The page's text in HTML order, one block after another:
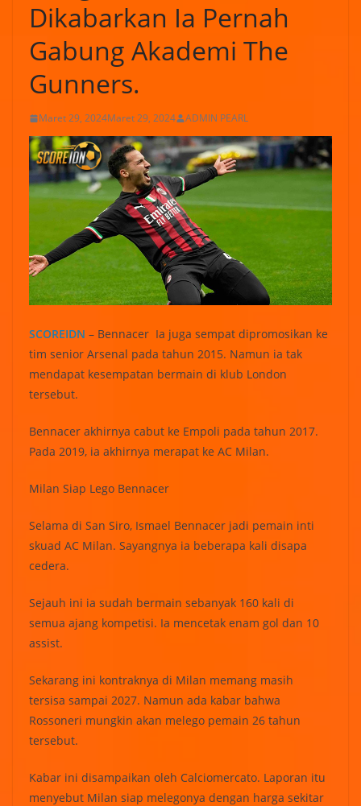
Dikabarkan Ia Pernah
Gabung Akademi The
Gunners.
Maret 29, 2024Maret 29, 2024 ADMIN PEARL
SCOREIDN – Bennacer Ia juga sempat dipromosikan ke
tim senior Arsenal pada tahun 2015. Namun ia tak
mendapat kesempatan bermain di klub London
tersebut.
Bennacer akhirnya cabut ke Empoli pada tahun 2017.
Pada 2019, ia akhirnya merapat ke AC Milan.
Milan Siap Lego Bennacer
Selama di San Siro, Ismael Bennacer jadi pemain inti
skuad AC Milan. Sayangnya ia beberapa kali disapa
cedera.
Sejauh ini ia sudah bermain sebanyak 160 kali di
semua ajang kompetisi. Ia mencetak enam gol dan 10
assist.
Sekarang ini kontraknya di Milan memang masih
tersisa sampai 2027. Namun ada kabar bahwa
Rossoneri mungkin akan melego pemain 26 tahun
tersebut.
Kabar ini disampaikan oleh Calciomercato. Laporan itu
menyebut Milan siap melegonya dengan harga sekitar